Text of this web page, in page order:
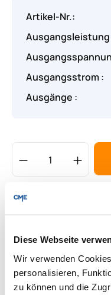
Diese Webseite
Wir verwenden
personalisieren,
zu können und die
Lieferung &
Per E-mail
Artikel-Nr.:
Ausgangsleistung
Ausgangsstrom :
Ausgänge :
Produkt